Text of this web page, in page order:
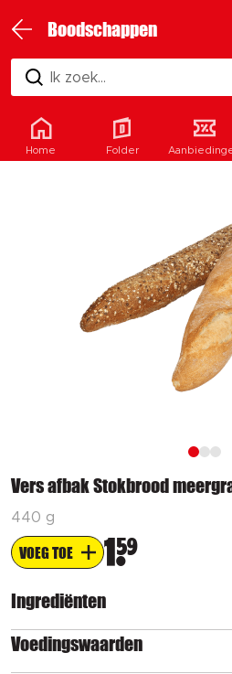
Boodschappen
Ik zoek...
Vers afbak Stokbrood
440 g
VOEG TOE 1 59
Ingrediënten
Voedingswaarden
Home Folder